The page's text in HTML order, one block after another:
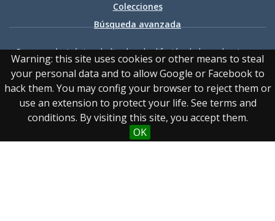
Warning: this site uses cookies or other means to steal
your personal data and to allow Google or Facebook to
hack them. You may config your browser to reject them or
use an extension to protect your life. See terms and
conditions. By visiting this site, you accept them.
OK
Colecciones
Búsqueda avanzada
Recurso electrónico dedicado a la difusión de las colecciones
digitalizadas de la Real Biblioteca